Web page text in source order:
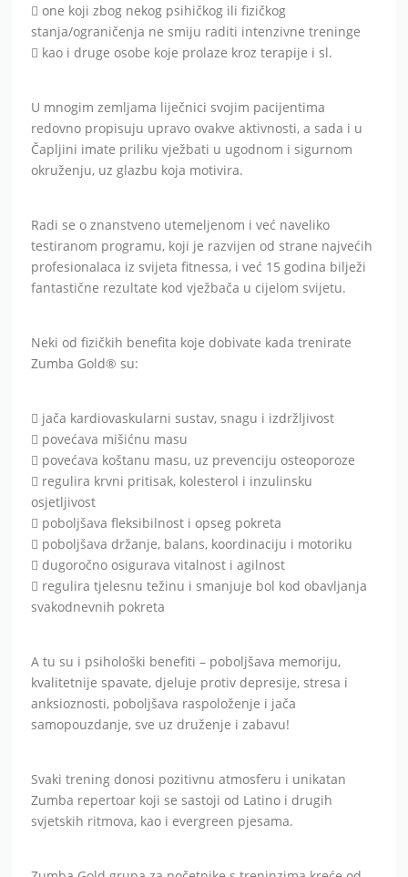
 one koji zbog nekog psihičkog ili fizičkog
stanja/ograničenja ne smiju raditi intenzivne treninge
 kao i druge osobe koje prolaze kroz terapije i sl.
U mnogim zemljama liječnici svojim pacijentima
redovno propisuju upravo ovakve aktivnosti, a sada i u
Čapljini imate priliku vježbati u ugodnom i sigurnom
okruženju, uz glazbu koja motivira.
Radi se o znanstveno utemeljenom i već naveliko
testiranom programu, koji je razvijen od strane najvećih
profesionalaca iz svijeta fitnessa, i već 15 godina bilježi
fantastične rezultate kod vježbača u cijelom svijetu.
Neki od fizičkih benefita koje dobivate kada trenirate
Zumba Gold® su:
 jača kardiovaskularni sustav, snagu i izdržljivost
 povećava mišićnu masu
 povećava koštanu masu, uz prevenciju osteoporoze
 regulira krvni pritisak, kolesterol i inzulinsku
osjetljivost
 poboljšava fleksibilnost i opseg pokreta
 poboljšava držanje, balans, koordinaciju i motoriku
 dugoročno osigurava vitalnost i agilnost
 regulira tjelesnu težinu i smanjuje bol kod obavljanja
svakodnevnih pokreta
A tu su i psihološki benefiti – poboljšava memoriju,
kvalitetnije spavate, djeluje protiv depresije, stresa i
anksioznosti, poboljšava raspoloženje i jača
samopouzdanje, sve uz druženje i zabavu!
Svaki trening donosi pozitivnu atmosferu i unikatan
Zumba repertoar koji se sastoji od Latino i drugih
svjetskih ritmova, kao i evergreen pjesama.